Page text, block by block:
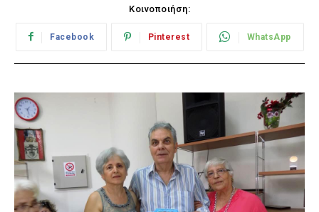
Κοινοποιήση:
Facebook Pinterest WhatsApp